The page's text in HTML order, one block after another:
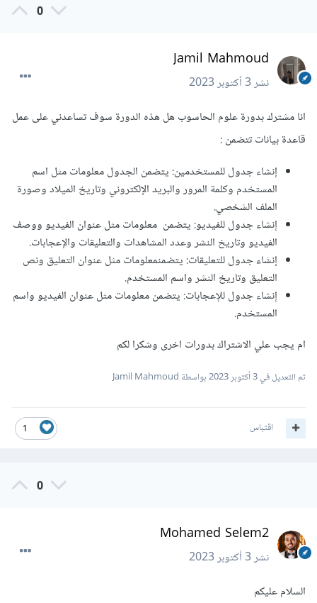
0
Jamil Mahmoud
نشر3 أكتوبر 2023
انا مشترك بدورة علوم الحاسوب هل هذه الدورة سوف تساعدني على عمل
قاعدة بيانات تتضمن
إنشاء جدول للمستخدمين: يتضمن الجدول معلومات مثل اسم
المستخدم وكلمة المرور والبريد الإلكتروني وتاريخ الميلاد وصورة
الملف الشخصي.
إنشاء جدول للفيديو: يتضمن معلومات مثل عنوان الفيديو ووصف
الفيديو وتاريخ النشر وعدد المشاهدات والتعليقات والإعجابات.
إنشاء جدول للتعليقات: يتضمنمعلومات مثل عنوان التعليق ونص
التعليق وتاريخ النشر واسم المستخدم.
إنشاء جدول للإعجابات: يتضمن معلومات مثل عنوان الفيديو واسم
المستخدم.
ام يجب علي الاشتراك بدورات اخرى وشكرا لكم
تم التعديل في3 أكتوبر 2023 بواسطة Jamil Mahmoud
1 اقتباس
0
Mohamed Selem2
نشر3 أكتوبر 2023
السلام عليكم